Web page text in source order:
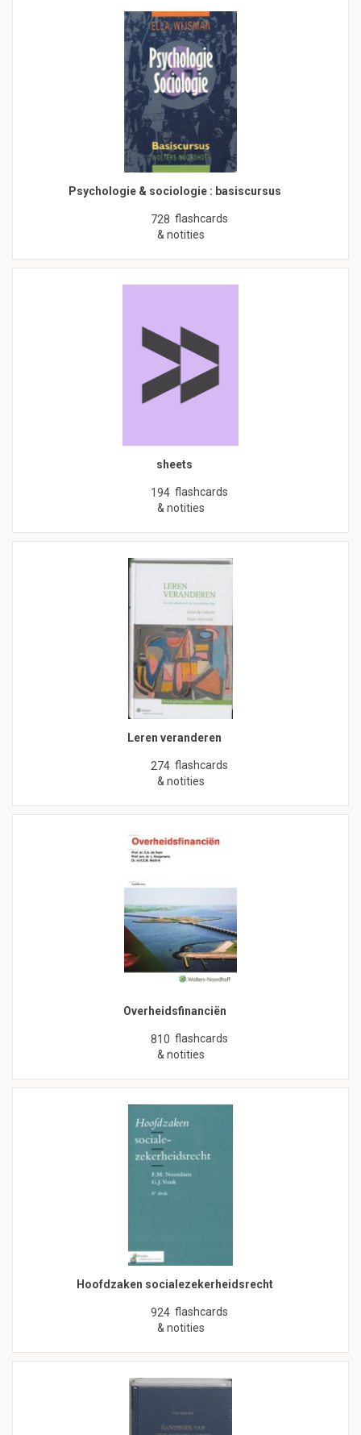
Psychologie & sociologie : basiscursus
728 flashcards
& notities
sheets
194 flashcards
& notities
Leren veranderen
274 flashcards
& notities
Overheidsfinanciën
810 flashcards
& notities
Hoofdzaken socialezekerheidsrecht
924 flashcards
& notities